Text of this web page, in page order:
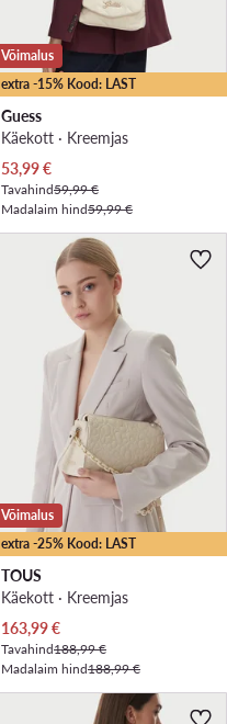
extra -15% Kood: LAST
Võimalus
Guess
Käekott · Kreemjas
Praegune hind
53,99€
Tavahind59,99 €
Madalaim hind59,99 €
extra -25% Kood: LAST
Võimalus
TOUS
Käekott · Kreemjas
Praegune hind
163,99€
Tavahind188,99 €
Madalaim hind188,99 €